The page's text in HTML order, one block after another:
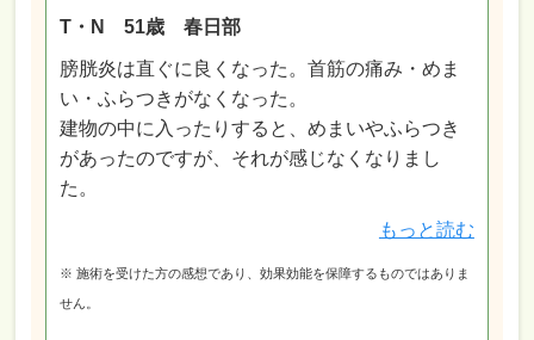
T・N 51歳 春日部
膀胱炎は直ぐに良くなった。首筋の痛み・めま
い・ふらつきがなくなった。
建物の中に入ったりすると、めまいやふらつき
があったのですが、それが感じなくなりまし
た。
もっと読む
※ 施術を受けた方の感想であり、効果効能を保障するものではありま
せん。